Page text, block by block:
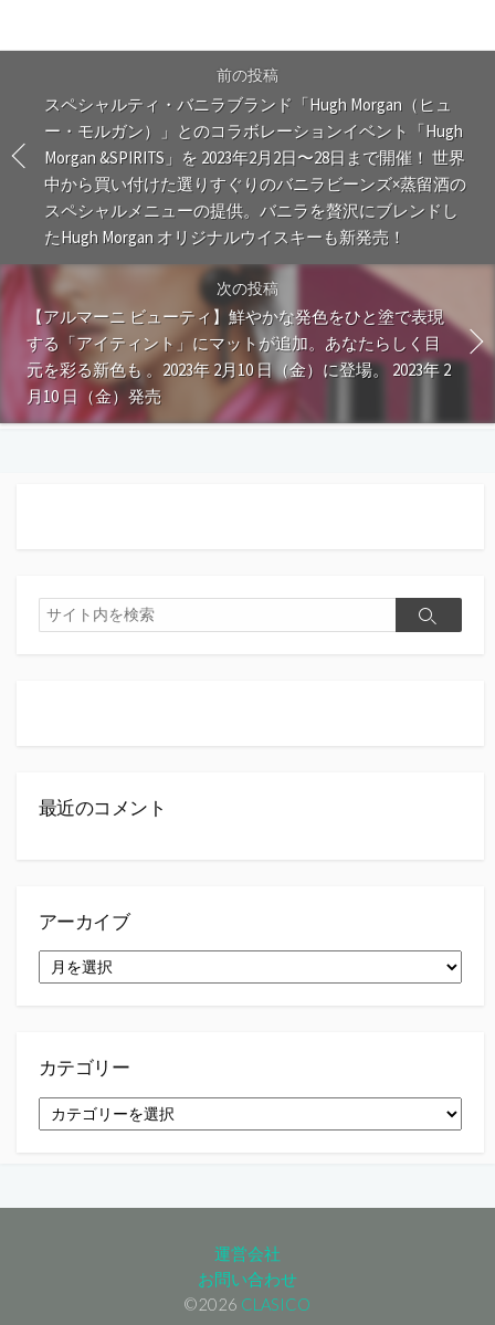
前の投稿
スペシャルティ・バニラブランド「Hugh Morgan（ヒュ
ー・モルガン）」とのコラボレーションイベント「Hugh
Morgan &SPIRITS」を 2023年2月2日〜28日まで開催！ 世界
中から買い付けた選りすぐりのバニラビーンズ×蒸留酒の
スペシャルメニューの提供。バニラを贅沢にブレンドし
たHugh Morgan オリジナルウイスキーも新発売！
次の投稿
【アルマーニ ビューティ】鮮やかな発色をひと塗で表現
する「アイティント」にマットが追加。あなたらしく目
元を彩る新色も 。2023年 2月10 日（金）に登場。 2023年 2
月10 日（金）発売
検
索
検
最近のコメント
アーカイブ
ー
カテゴリー
テ
運営会社
お問い合わせ
©2026 CLASICO